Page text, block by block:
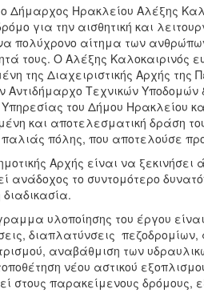
Δήμαρχος Ηρακλείου Αλέξης
για την αισθητική και
πολύχρονο αίτημα των
τους. Ο Αλέξης Καλοκαιρινός
της Διαχειριστικής Αρχής
Αντιδήμαρχο Τεχνικών Υποδομών
Υπηρεσίας του Δήμου
και αποτελεσματική δράση
πόλης, που αποτελούσε
Αρχής είναι να
ανάδοχος το συντομότερο
διαδικασία.
υλοποίησης του έργου
διαπλατύνσεις
αναβάθμιση των
νέου αστικού
στους παρακείμενους δρόμους,